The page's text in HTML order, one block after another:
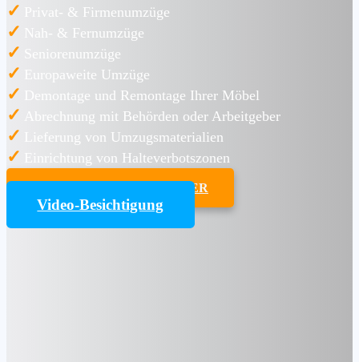
✓ Privat- & Firmenumzüge
✓ Nah- & Fernumzüge
✓ Seniorenumzüge
✓ Europaweite Umzüge
✓ Demontage und Remontage Ihrer Möbel
✓ Abrechnung mit Behörden oder Arbeitgeber
✓ Lieferung von Umzugsmaterialien
✓ Einrichtung von Halteverbotszonen
UMZUGSKOSTENRECHNER
Video-Besichtigung